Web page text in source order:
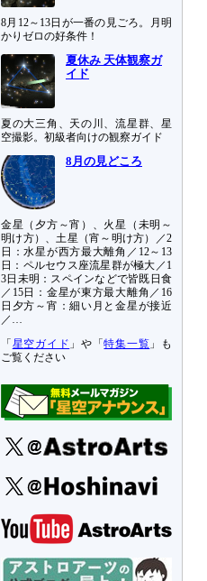
8月12～13日が一番の見ごろ。月明
かりゼロの好条件！
夏休み 天体観察ガ
イド
夏の大三角、天の川、流星群、星
空撮影。初級者向けの観察ガイド
8月の見どころ
金星（夕方～宵）、火星（未明～
明け方）、土星（宵～明け方）／2
日：水星が西方最大離角／12～13
日：ペルセウス座流星群が極大／1
3日未明：スペインなどで皆既日食
／15日：金星が東方最大離角／16
日夕方～宵：細い月と金星が接近
／…
「 星空ガイド 」や「特集一覧 」も
ご覧ください